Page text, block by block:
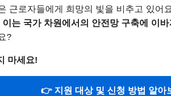
근로자들에게 희망의 빛을 비추고 있어
는 국가 차원에서의 안전망 구축에 이
?
마세요!
👉 지원 대상 및 신청 방법 알아